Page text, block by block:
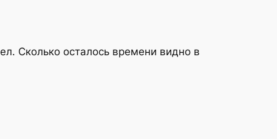
Сколько осталось времени видно в